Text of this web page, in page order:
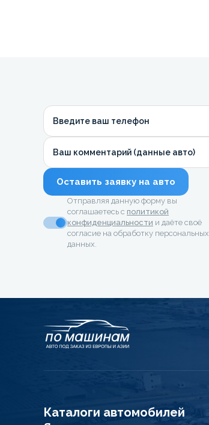
Введите ваш телефон
Ваш комментарий (данные авто)
Оставить заявку на авто
Отправляя данную форму вы
соглашаетесь с политикой
конфиденциальности и даёте своё
согласие на обработку персональных
данных.
Каталоги автомобилей